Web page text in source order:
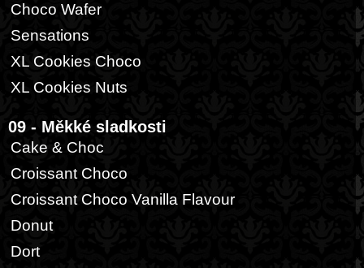
Choco Wafer
Sensations
XL Cookies Choco
XL Cookies Nuts
09 - Měkké sladkosti
Cake & Choc
Croissant Choco
Croissant Choco Vanilla Flavour
Donut
Dort